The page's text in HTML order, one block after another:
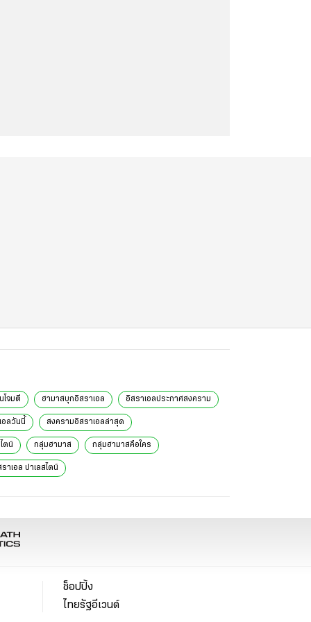
โจมตี ฮามาสบุกอิสราเอล อิสราเอลประกาศสงคราม
อลวันนี้ สงครามอิสราเอลล่าสุด
ตน์ กลุ่มฮามาส กลุ่มฮามาสคือใคร
าเอล ปาเลสไตน์
ช็อปปิ้ง
ไทยรัฐอีเวนต์